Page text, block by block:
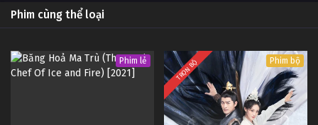
19 Bắt Đầu Với Một Ngọn Núi Tập 19
Vietsub
#1
Bắt Đầu Với Một Ngọn Núi Tập 18
Vietsub
#1
Phim cùng thể loại
Phim lẻ TRỌN BỘ Phim bộ